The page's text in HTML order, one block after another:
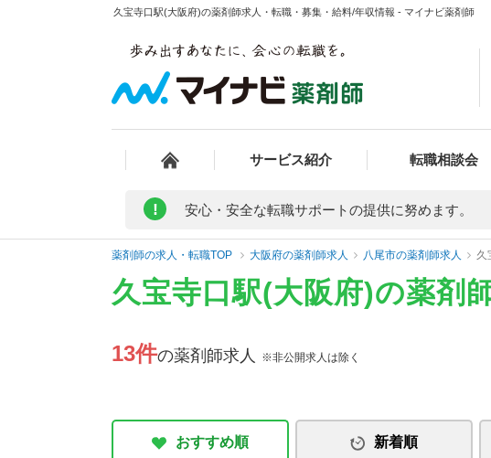
久宝寺口駅(大阪府)の薬剤師求人・転職・募集・給料/年収情報 - マイナビ薬剤師
サービス紹介 転職相談会
! 安心・安全な転職サポートの提供に努めます。
薬剤師の求人・転職TOP 大阪府の薬剤師求人 八尾市の薬剤師求人 久
久宝寺口駅(大阪府)の薬剤
13件の薬剤師求人 ※非公開求人は除く
おすすめ順 新着順